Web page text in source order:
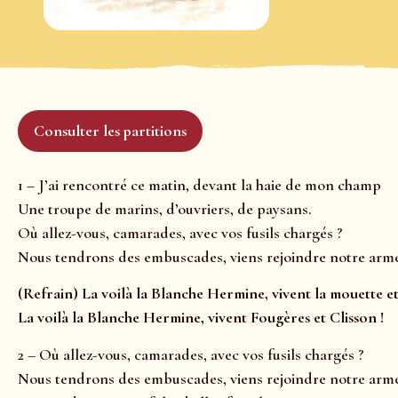
Consulter les partitions
1 – J’ai rencontré ce matin, devant la haie de mon champ
Une troupe de marins, d’ouvriers, de paysans.
Où allez-vous, camarades, avec vos fusils chargés ?
Nous tendrons des embuscades, viens rejoindre notre
(Refrain) La voilà la Blanche Hermine, vivent la mouette
La voilà la Blanche Hermine, vivent Fougères et Clisson !
2 – Où allez-vous, camarades, avec vos fusils chargés ?
Nous tendrons des embuscades, viens rejoindre notre